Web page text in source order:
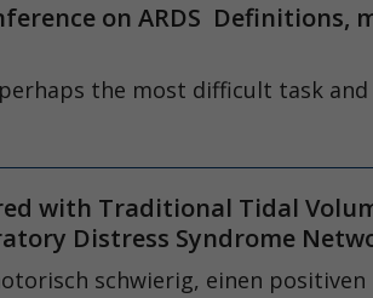
on ARDS Definitions,
the most difficult task
with Traditional Tidal
Distress Syndrome
schwierig, einen